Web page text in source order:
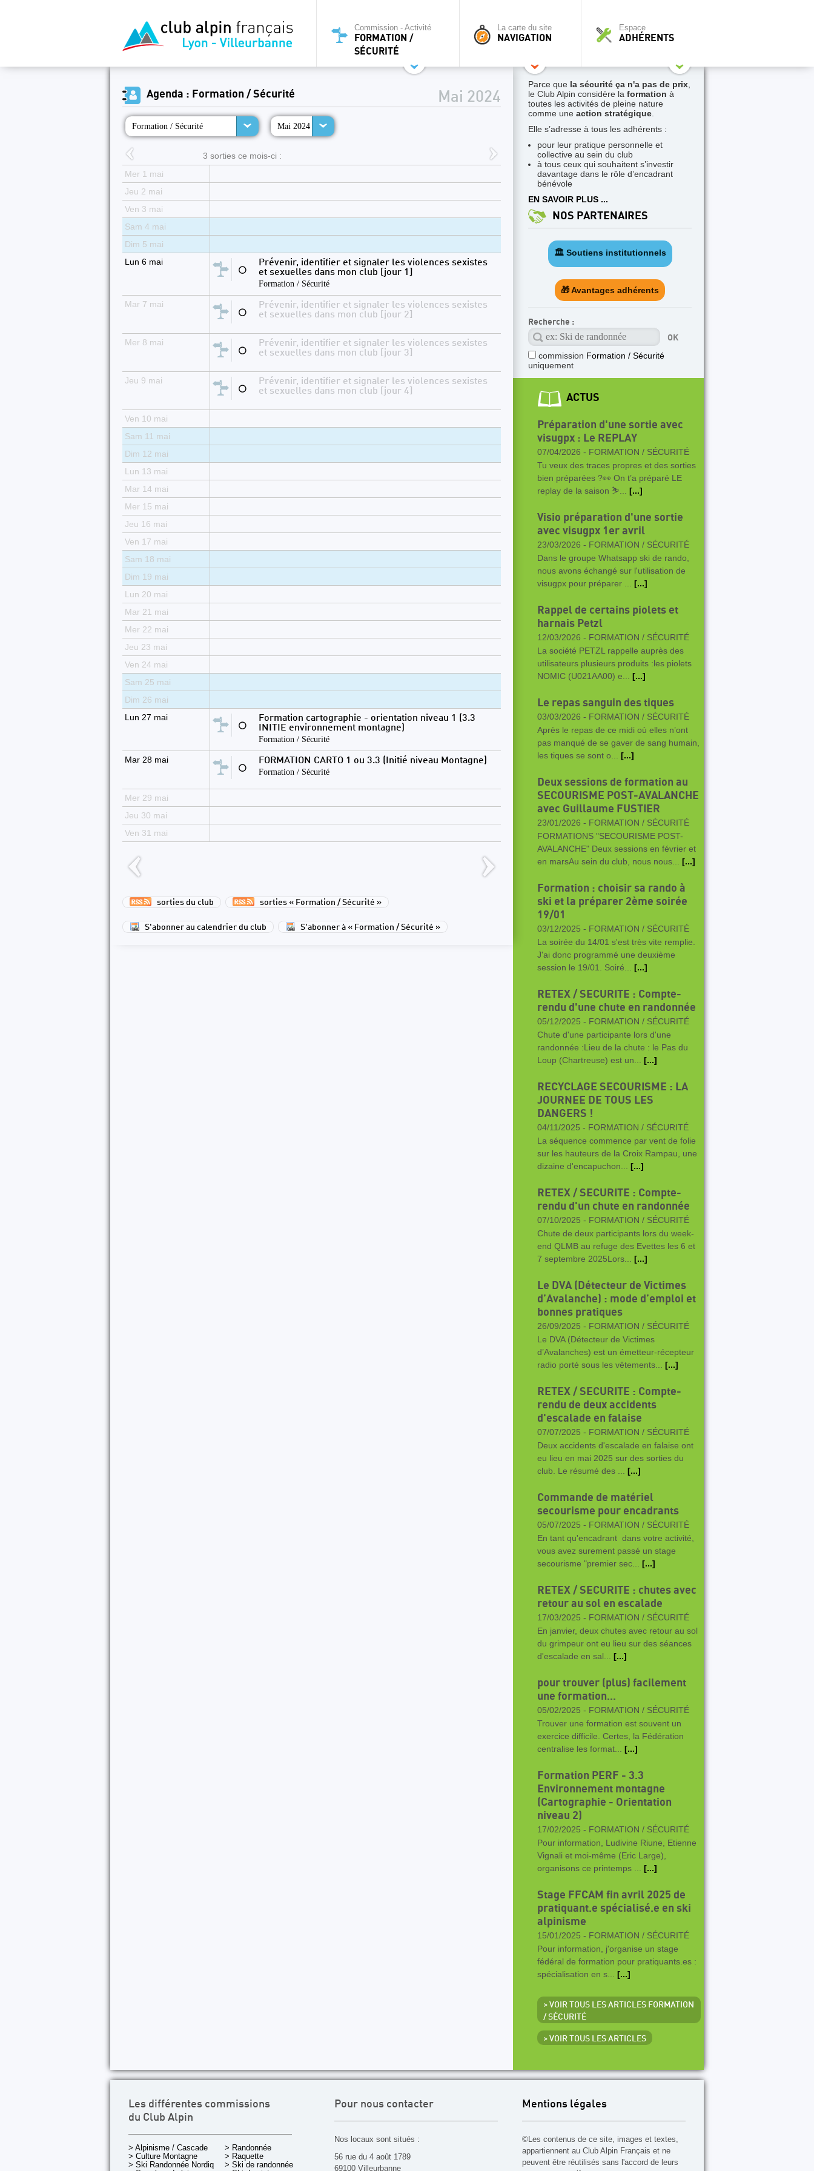
Commission - Activité
FORMATION /
SÉCURITÉ
La carte du site
NAVIGATION
Espace
ADHÉRENTS
Agenda : Formation / Sécurité
Formation / Sécurité Mai 2024
Mai 2024
3 sorties ce mois-ci :
Mer 1 mai
Jeu 2 mai
Ven 3 mai
Sam 4 mai
Dim 5 mai
Lun 6 mai
⚪
Prévenir, identifier et signaler les violences sexistes
et sexuelles dans mon club [jour 1]
Formation / Sécurité
Mar 7 mai
⚪
Prévenir, identifier et signaler les violences sexistes
et sexuelles dans mon club [jour 2]
Mer 8 mai
⚪
Prévenir, identifier et signaler les violences sexistes
et sexuelles dans mon club [jour 3]
Jeu 9 mai
⚪
Prévenir, identifier et signaler les violences sexistes
et sexuelles dans mon club [jour 4]
Ven 10 mai
Sam 11 mai
Dim 12 mai
Lun 13 mai
Mar 14 mai
Mer 15 mai
Jeu 16 mai
Ven 17 mai
Sam 18 mai
Dim 19 mai
Lun 20 mai
Mar 21 mai
Mer 22 mai
Jeu 23 mai
Ven 24 mai
Sam 25 mai
Dim 26 mai
Lun 27 mai
⚪
Formation cartographie - orientation niveau 1 (3.3
INITIE environnement montagne)
Formation / Sécurité
Mar 28 mai
⚪
FORMATION CARTO 1 ou 3.3 (Initié niveau Montagne)
Formation / Sécurité
Mer 29 mai
Jeu 30 mai
Ven 31 mai
sorties du club sorties « Formation / Sécurité »
S'abonner au calendrier du club S'abonner à « Formation / Sécurité »
Parce que la sécurité ça n'a pas de prix
le Club Alpin considère la formation à
toutes les activités de pleine nature
comme une action stratégique
Elle s’adresse à tous les adhérents :
pour leur pratique personnelle et
collective au sein du club
à tous ceux qui souhaitent s’investir
davantage dans le rôle d’encadrant
bénévole
EN SAVOIR PLUS ...
NOS PARTENAIRES
🏛️ Soutiens institutionnels
🎁 Avantages adhérents
Recherche :
commission Formation / Sécurité
uniquement
ACTUS
Préparation d'une sortie avec
visugpx : Le REPLAY
07/04/2026 - FORMATION / SÉCURITÉ
Tu veux des traces propres et des sorties
bien préparées ?👀 On t’a préparé LE
replay de la saison ⛷️... [...]
Visio préparation d'une sortie
avec visugpx 1er avril
23/03/2026 - FORMATION / SÉCURITÉ
Dans le groupe Whatsapp ski de rando,
nous avons échangé sur l'utilisation de
visugpx pour préparer ... [...]
Rappel de certains piolets et
harnais Petzl
12/03/2026 - FORMATION / SÉCURITÉ
La société PETZL rappelle auprès des
utilisateurs plusieurs produits :les piolets
NOMIC (U021AA00) e... [...]
Le repas sanguin des tiques
03/03/2026 - FORMATION / SÉCURITÉ
Après le repas de ce midi où elles n’ont
pas manqué de se gaver de sang humain,
les tiques se sont o... [...]
Deux sessions de formation au
SECOURISME POST-AVALANCHE
avec Guillaume FUSTIER
23/01/2026 - FORMATION / SÉCURITÉ
FORMATIONS "SECOURISME POST-
AVALANCHE" Deux sessions en février et
en marsAu sein du club, nous nous... [...]
Formation : choisir sa rando à
ski et la préparer 2ème soirée
19/01
03/12/2025 - FORMATION / SÉCURITÉ
La soirée du 14/01 s'est très vite remplie.
J'ai donc programmé une deuxième
session le 19/01. Soiré... [...]
RETEX / SECURITE : Compte-
rendu d'une chute en randonnée
05/12/2025 - FORMATION / SÉCURITÉ
Chute d'une participante lors d'une
randonnée :Lieu de la chute : le Pas du
Loup (Chartreuse) est un... [...]
RECYCLAGE SECOURISME : LA
JOURNEE DE TOUS LES
DANGERS !
04/11/2025 - FORMATION / SÉCURITÉ
La séquence commence par vent de folie
sur les hauteurs de la Croix Rampau, une
dizaine d'encapuchon... [...]
RETEX / SECURITE : Compte-
rendu d'un chute en randonnée
07/10/2025 - FORMATION / SÉCURITÉ
Chute de deux participants lors du week-
end QLMB au refuge des Evettes les 6 et
7 septembre 2025Lors... [...]
Le DVA (Détecteur de Victimes
d’Avalanche) : mode d’emploi et
bonnes pratiques
26/09/2025 - FORMATION / SÉCURITÉ
Le DVA (Détecteur de Victimes
d’Avalanches) est un émetteur-récepteur
radio porté sous les vêtements... [...]
RETEX / SECURITE : Compte-
rendu de deux accidents
d'escalade en falaise
07/07/2025 - FORMATION / SÉCURITÉ
Deux accidents d'escalade en falaise ont
eu lieu en mai 2025 sur des sorties du
club. Le résumé des ... [...]
Commande de matériel
secourisme pour encadrants
05/07/2025 - FORMATION / SÉCURITÉ
En tant qu'encadrant dans votre activité,
vous avez surement passé un stage
secourisme "premier sec... [...]
RETEX / SECURITE : chutes avec
retour au sol en escalade
17/03/2025 - FORMATION / SÉCURITÉ
En janvier, deux chutes avec retour au sol
du grimpeur ont eu lieu sur des séances
d'escalade en sal... [...]
pour trouver (plus) facilement
une formation...
05/02/2025 - FORMATION / SÉCURITÉ
Trouver une formation est souvent un
exercice difficile. Certes, la Fédération
centralise les format... [...]
Formation PERF - 3.3
Environnement montagne
(Cartographie - Orientation
niveau 2)
17/02/2025 - FORMATION / SÉCURITÉ
Pour information, Ludivine Riune, Etienne
Vignali et moi-même (Eric Large),
organisons ce printemps ... [...]
Stage FFCAM fin avril 2025 de
pratiquant.e spécialisé.e en ski
alpinisme
15/01/2025 - FORMATION / SÉCURITÉ
Pour information, j'organise un stage
fédéral de formation pour pratiquants.es :
spécialisation en s... [...]
> VOIR TOUS LES ARTICLES FORMATION
/ SÉCURITÉ
> VOIR TOUS LES ARTICLES
Les différentes commissions
du Club Alpin
> Alpinisme / Cascade
> Culture Montagne
> Ski Randonnée Nordique
> Randonnée
> Raquette
> Ski de randonnée
Pour nous contacter
Nos locaux sont situés :
56 rue du 4 août 1789
69100 Villeurbanne
Mentions légales
©Les contenus de ce site, images et textes,
appartiennent au Club Alpin Français et ne
peuvent être réutilisés sans l'accord de leurs